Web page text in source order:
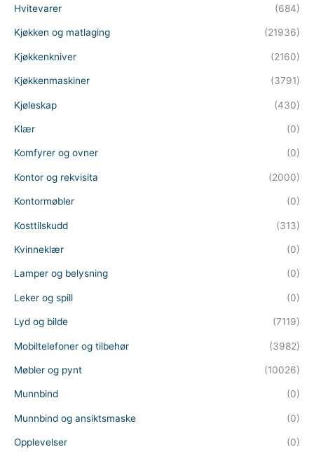
Hvitevarer (684)
Kjøkken og matlaging (21936)
Kjøkkenkniver (2160)
Kjøkkenmaskiner (3791)
Kjøleskap (430)
Klær (0)
Komfyrer og ovner (0)
Kontor og rekvisita (2000)
Kontormøbler (0)
Kosttilskudd (313)
Kvinneklær (0)
Lamper og belysning (0)
Leker og spill (0)
Lyd og bilde (7119)
Mobiltelefoner og tilbehør (3982)
Møbler og pynt (10026)
Munnbind (0)
Munnbind og ansiktsmaske (0)
Opplevelser (0)